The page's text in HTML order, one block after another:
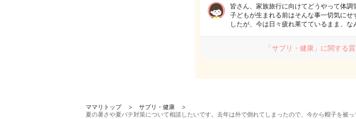
皆さん、家族旅行に向けてどうやって体
子どもが生まれる前はそんな事一切気に
したが、今は日々疲れ果てているまま、
「サプリ・健康」に関する
ママリトップ
サプリ・健康
夏の暑さや夏バテ対策について相談したいです。去年は外で倒れてしまったので、今から帽子を被